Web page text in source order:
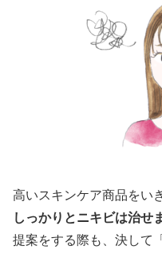
高いスキンケア商品をい
しっかりとニキビは治せ
提案をする際も、決して